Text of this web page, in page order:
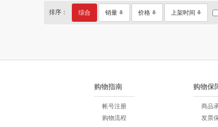
排序： 综合 销量 价格 上架时间
购物指南
帐号注册
购物流程
购物保
商品
发票